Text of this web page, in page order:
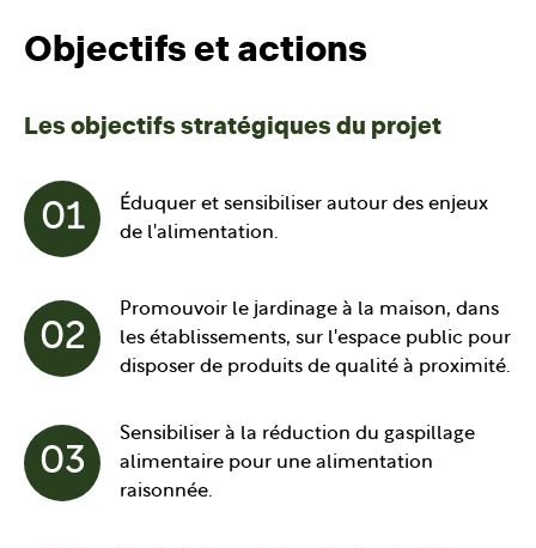
Objectifs et actions
Les objectifs stratégiques du projet
01
Éduquer et sensibiliser autour des enjeux
de l'alimentation.
02
Promouvoir le jardinage à la maison, dans
les établissements, sur l'espace public pour
disposer de produits de qualité à proximité.
03
Sensibiliser à la réduction du gaspillage
alimentaire pour une alimentation
raisonnée.